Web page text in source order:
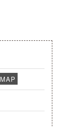
MAP